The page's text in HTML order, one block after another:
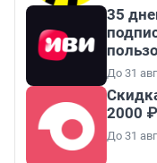
35
До 31
2000 ₽
До 31